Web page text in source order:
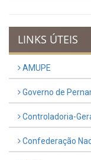
LINKS ÚTEIS
AMUPE
Governo de
Controladoria-
Confederação